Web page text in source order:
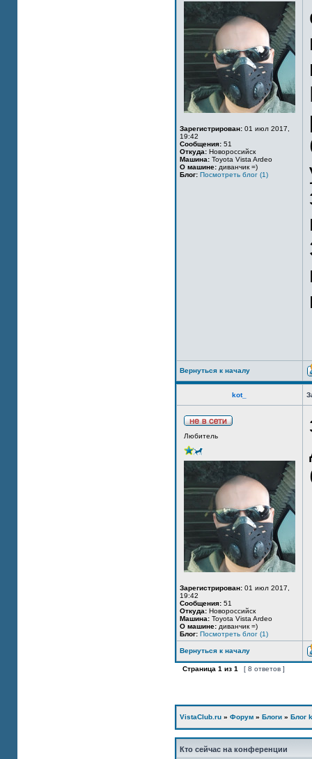
Зарегистрирован: 01 июл 2017,
19:42
Сообщения: 51
Откуда: Новороссийск
Машина: Toyota Vista Ardeo
О машине: диванчик =)
Блог: Посмотреть блог (1)
Вернуться к началу
kot_
Любитель
Зарегистрирован: 01 июл 2017,
19:42
Сообщения: 51
Откуда: Новороссийск
Машина: Toyota Vista Ardeo
О машине: диванчик =)
Блог: Посмотреть блог (1)
Вернуться к началу
Страница 1 из 1 [ 8 ответов ]
VistaClub.ru » Форум » Блоги » Блог
Кто сейчас на конференции